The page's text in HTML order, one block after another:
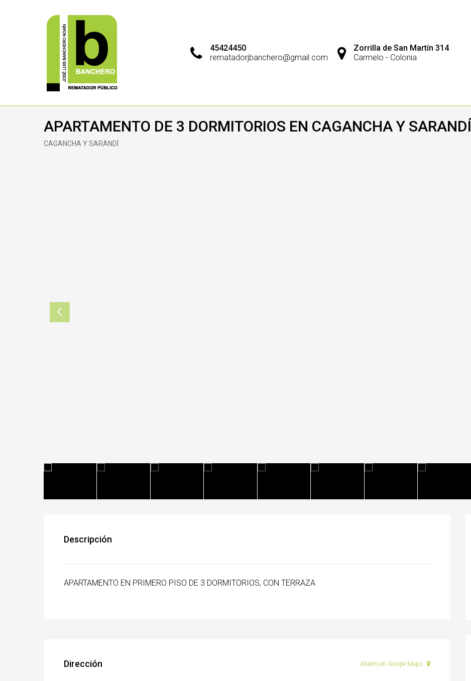
Zorrilla de San Martín 314
Carmelo - Colonia
45424450
rematadorjbanchero@gmail.com
APARTAMENTO DE 3 DORMITORIOS EN CAGANCHA Y SARANDÍ
CAGANCHA Y SARANDÍ
Descripción
APARTAMENTO EN PRIMERO PISO DE 3 DORMITORIOS, CON TERRAZA
Dirección Abierto en Google Maps